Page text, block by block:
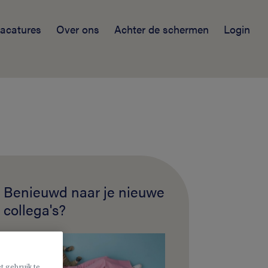
Over ons Achter de schermen Login
Benieuwd naar je nieuwe
collega's?